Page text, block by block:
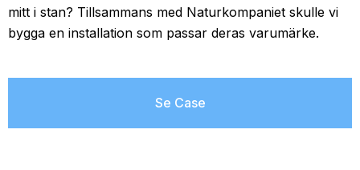
mitt i stan? Tillsammans med Naturkompaniet skulle vi
bygga en installation som passar deras varumärke.
Se Case